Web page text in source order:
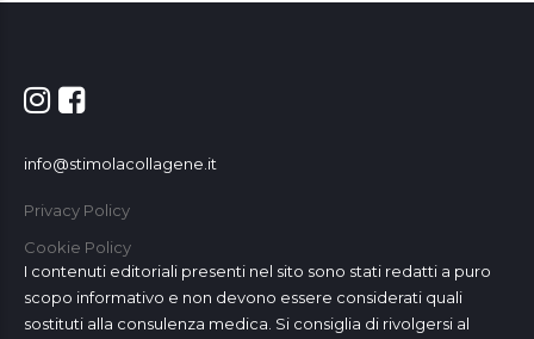
info@stimolacollagene.it
Privacy Policy
Cookie Policy
I contenuti editoriali presenti nel sito sono stati redatti a puro
scopo informativo e non devono essere considerati quali
sostituti alla consulenza medica. Si consiglia di rivolgersi al